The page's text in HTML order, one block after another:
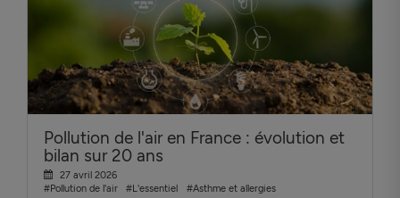
Pollution de l'air en France : évolution et
bilan sur 20 ans
27 avril 2026
#Pollution de l'air
#L'essentiel #Asthme et allergies